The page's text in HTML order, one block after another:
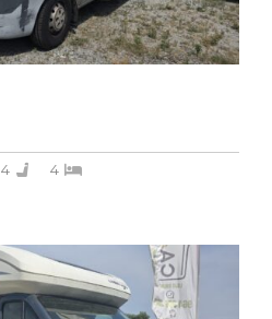
4 4